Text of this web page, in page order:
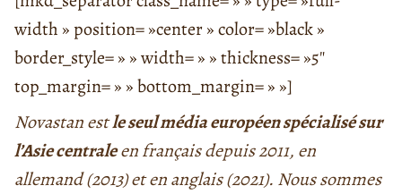
width » position= »center » color= »black »
border_style= » » width= » » thickness= »5″
top_margin= » » bottom_margin= » »]
Novastan estle seul média européen spécialisé sur
l’Asie centraleen français depuis 2011, en
allemand (2013) et en anglais (2021). Nous sommes